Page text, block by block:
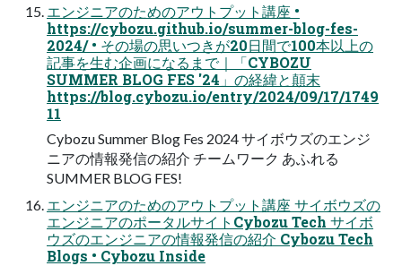
エンジニアのためのアウトプット講座 •
https://cybozu.github.io/summer-blog-fes-
2024/ • その場の思いつきが20日間で100本以上の
記事を生む企画になるまで｜「CYBOZU
SUMMER BLOG FES '24」の経緯と顛末
https://blog.cybozu.io/entry/2024/09/17/1749
11
Cybozu Summer Blog Fes 2024 サイボウズのエンジ
ニアの情報発信の紹介 チームワーク あふれる
SUMMER BLOG FES!
エンジニアのためのアウトプット講座 サイボウズの
エンジニアのポータルサイトCybozu Tech サイボ
ウズのエンジニアの情報発信の紹介 Cybozu Tech
Blogs • Cybozu Inside